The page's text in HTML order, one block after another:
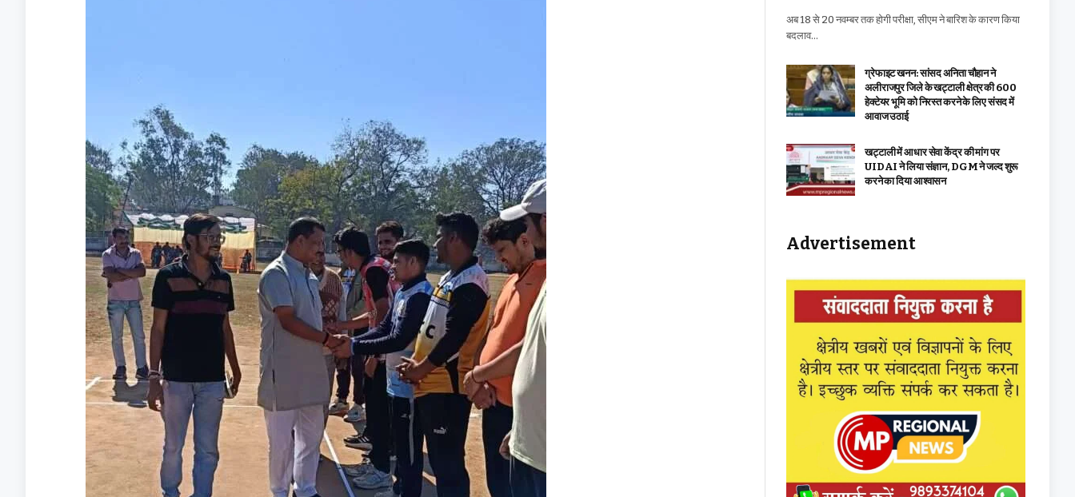
अब 18 से 20 नवम्बर तक होगी परीक्षा, सीएम ने बारिश के कारण किया
बदलाव…
ग्रेफाइट खनन: सांसद अनिता चौहान ने
अलीराजपुर जिले के खट्टाली क्षेत्र की 600
हेक्टेयर भूमि को निरस्त करने के लिए संसद में
आवाज उठाई
खट्टाली में आधार सेवा केंद्र की मांग पर
UIDAI ने लिया संज्ञान, DGM ने जल्द शुरू
करने का दिया आश्वासन
Advertisement